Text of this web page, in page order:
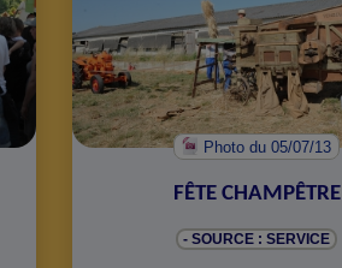
Photodu 05/07/13
FÊTE CHAMPÊTRE
- SOURCE : SERVICE